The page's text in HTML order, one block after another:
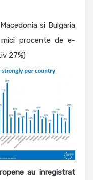
si Bulgaria
procente de e-
27%)
au inregistrat